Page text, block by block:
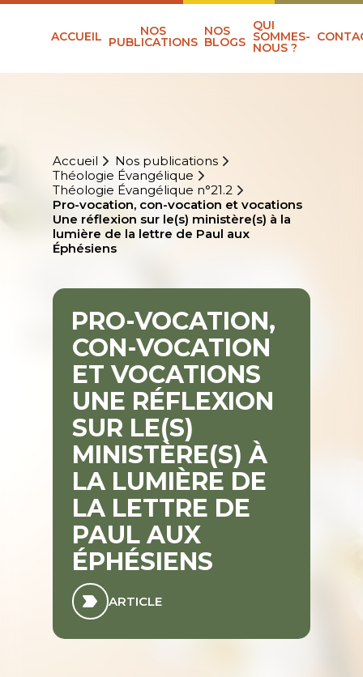
ACCUEIL NOS
PUBLICATIONS
NOS
BLOGS
QUI
SOMMES-
NOUS ?
Accueil
Nos publications
Théologie Évangélique
Théologie Évangélique n°21.2
Pro-vocation, con-vocation et vocations
Une réflexion sur le(s) ministère(s) à la
lumière de la lettre de Paul aux
Éphésiens
PRO-VOCATION,
CON-VOCATION
ET VOCATIONS
UNE RÉFLEXION
SUR LE(S)
MINISTÈRE(S) À
LA LUMIÈRE DE
LA LETTRE DE
PAUL AUX
ÉPHÉSIENS
ARTICLE